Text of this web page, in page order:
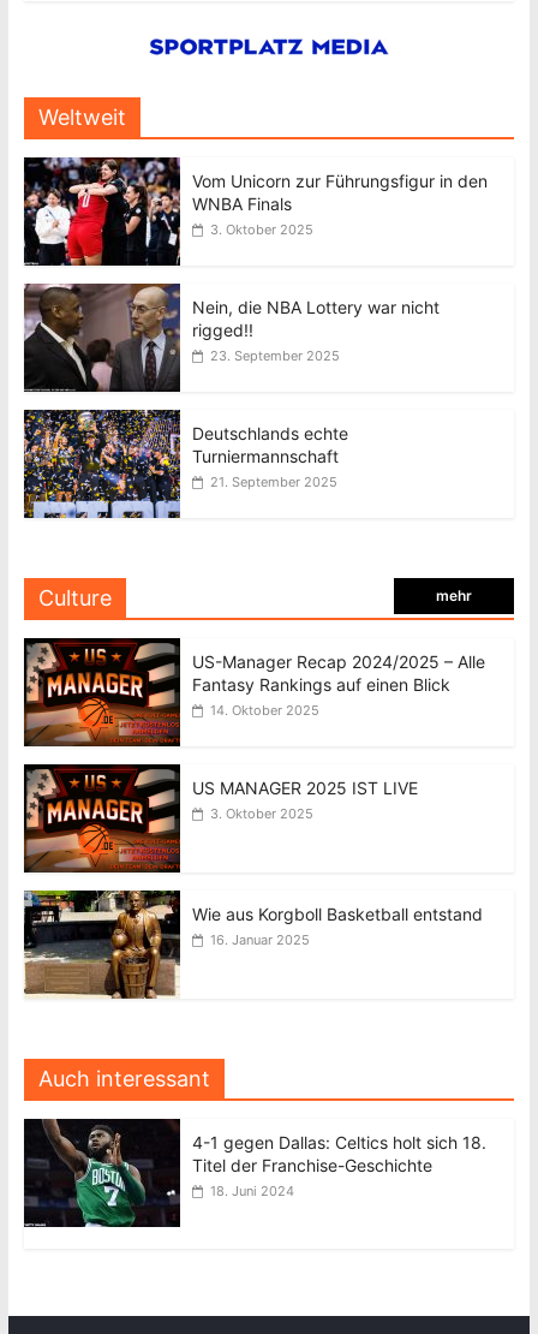
Weltweit
Vom Unicorn zur Führungsfigur in den
WNBA Finals
3. Oktober 2025
Nein, die NBA Lottery war nicht
rigged!!
23. September 2025
Deutschlands echte
Turniermannschaft
21. September 2025
Culture mehr
US-Manager Recap 2024/2025 – Alle
Fantasy Rankings auf einen Blick
14. Oktober 2025
US MANAGER 2025 IST LIVE
3. Oktober 2025
Wie aus Korgboll Basketball entstand
16. Januar 2025
Auch interessant
4-1 gegen Dallas: Celtics holt sich 18.
Titel der Franchise-Geschichte
18. Juni 2024